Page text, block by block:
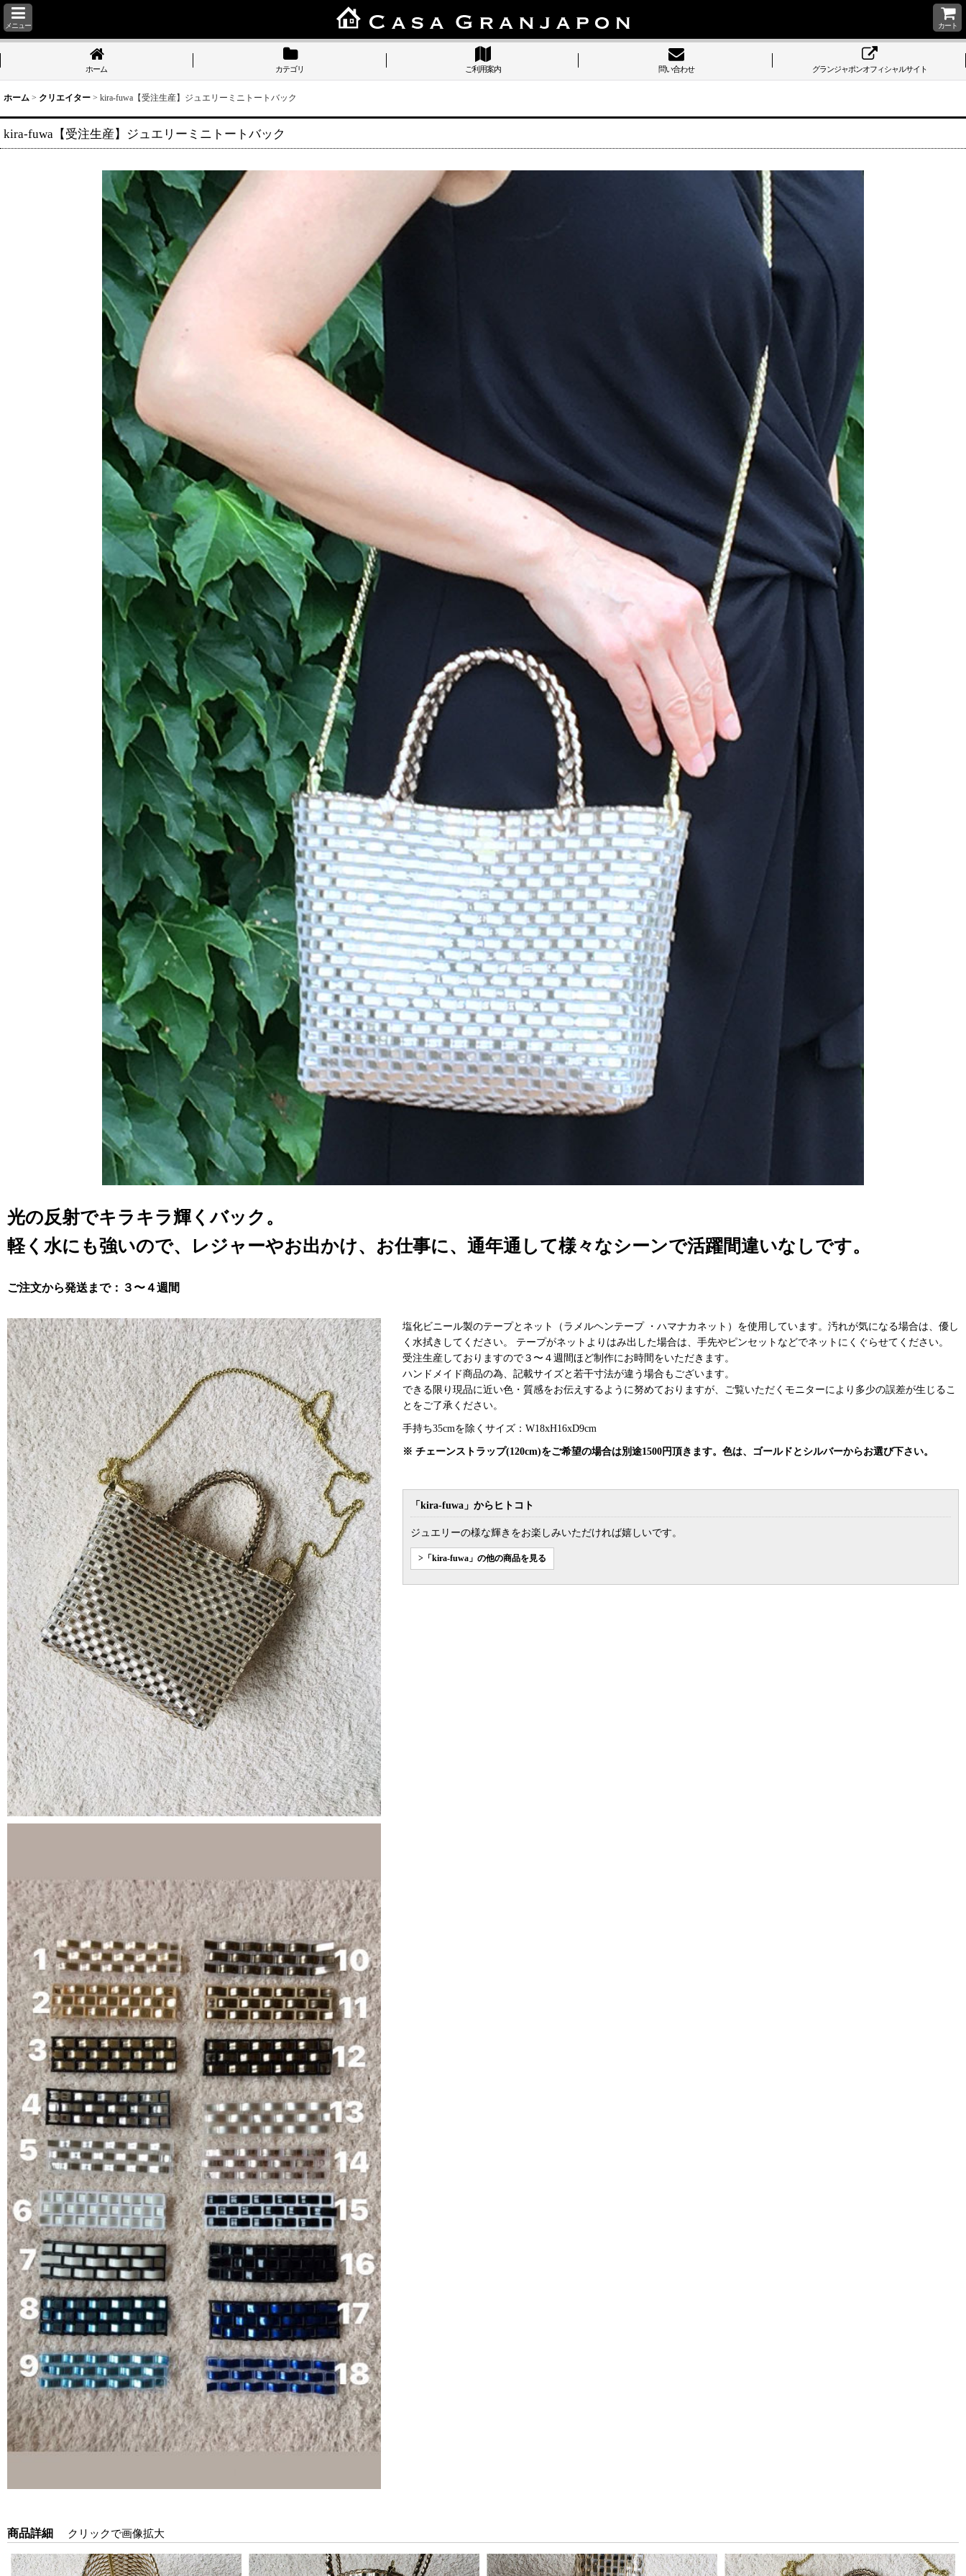
メニュー カート
ホーム カテゴリ ご利用案内 問い合わせ グランジャポンオフィシャルサイト
ホーム > クリエイター > kira-fuwa【受注生産】ジュエリーミニトートバック
kira-fuwa【受注生産】ジュエリーミニトートバック
光の反射でキラキラ輝くバック。
軽く水にも強いので、レジャーやお出かけ、お仕事に、通年通して様々なシーンで活躍間違いなしです。
ご注文から発送まで：３〜４週間
塩化ビニール製のテープとネット（ラメルヘンテープ ・ハマナカネット）を使用しています。汚れが気になる場合は、優し
く水拭きしてください。 テープがネットよりはみ出した場合は、手先やピンセットなどでネットにくぐらせてください。
受注生産しておりますので３〜４週間ほど制作にお時間をいただきます。
ハンドメイド商品の為、記載サイズと若干寸法が違う場合もございます。
できる限り現品に近い色・質感をお伝えするように努めておりますが、ご覧いただくモニターにより多少の誤差が生じるこ
とをご了承ください。
手持ち35cmを除くサイズ：W18xH16xD9cm
※ チェーンストラップ(120cm)をご希望の場合は別途1500円頂きます。色は、ゴールドとシルバーからお選び下さい。
「kira-fuwa」からヒトコト
ジュエリーの様な輝きをお楽しみいただければ嬉しいです。
>「kira-fuwa」の他の商品を見る
商品詳細 クリックで画像拡大